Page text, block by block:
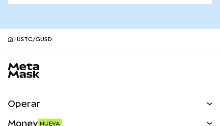
USTC/GUSD
Operar
Money NUEVA